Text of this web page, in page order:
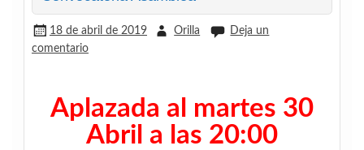
18 de abril de 2019 Orilla
Deja un
comentario
Aplazada al martes 30
Abril a las 20:00